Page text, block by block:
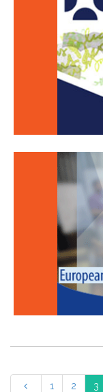
1 2 3